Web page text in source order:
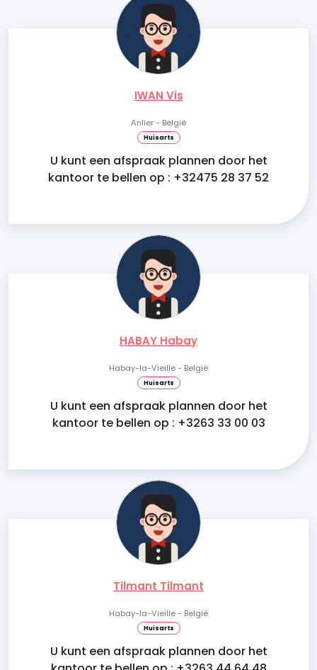
IWAN Vis
Anlier - België
Huisarts
U kunt een afspraak plannen door het
kantoor te bellen op : +32475 28 37 52
HABAY Habay
Habay-la-Vieille - België
Huisarts
U kunt een afspraak plannen door het
kantoor te bellen op : +3263 33 00 03
Tilmant Tilmant
Habay-la-Vieille - België
Huisarts
U kunt een afspraak plannen door het